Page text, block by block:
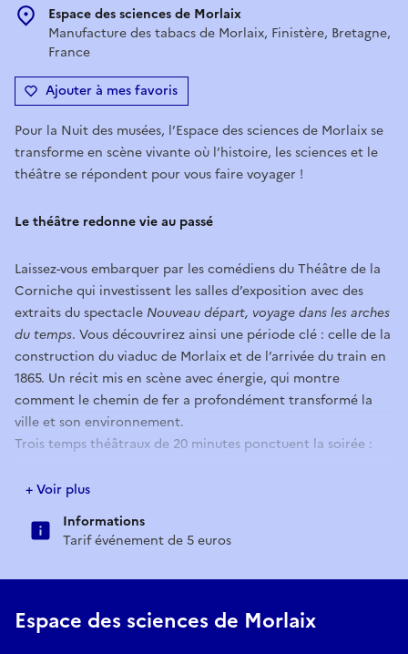
Espace des sciences de Morlaix
Manufacture des tabacs de Morlaix, Finistère, Bretagne,
France
Ajouter à mes favoris
Pour la Nuit des musées, l’Espace des sciences de Morlaix se
transforme en scène vivante où l’histoire, les sciences et le
théâtre se répondent pour vous faire voyager !
Le théâtre redonne vie au passé
Laissez-vous embarquer par les comédiens du Théâtre de la
Corniche qui investissent les salles d’exposition avec des
extraits du spectacle Nouveau départ, voyage dans les arches
du temps. Vous découvrirez ainsi une période clé : celle de la
construction du viaduc de Morlaix et de l’arrivée du train en
1865. Un récit mis en scène avec énergie, qui montre
comment le chemin de fer a profondément transformé la
ville et son environnement.
Trois temps théâtraux de 20 minutes ponctuent la soirée :
19h30 :première représentation
20h30 : deuxième représentation
21h30 :troisième représentation
Du premier train à la grande vitesse
Poursuivez l’expérience avec l’exposition temporaire du
+ Voir plus
Informations
Tarif événement de 5 euros
Espace des sciences de Morlaix